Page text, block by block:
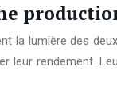
la lumière des
leur rendement.